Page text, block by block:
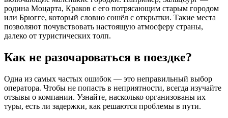
родина Моцарта, Краков с его потрясающим старым городом
или Брюгге, который словно сошёл с открытки. Такие места
позволяют почувствовать настоящую атмосферу страны,
далеко от туристических толп.
Как не разочароваться в поездке?
Одна из самых частых ошибок — это неправильный выбор
оператора. Чтобы не попасть в неприятности, всегда изучайте
отзывы о компании. Узнайте, насколько организованы их
туры, есть ли задержки, как решаются проблемы в пути.